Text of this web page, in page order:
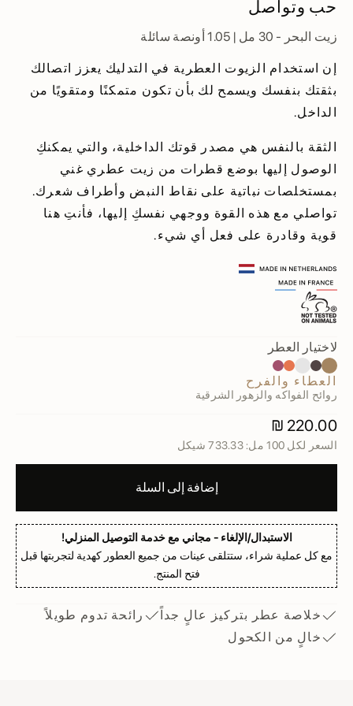
حب وتواصل
زيت البحر - 30 مل | 1.05 أونصة سائلة
إن استخدام الزيوت العطرية في التدليك يعزز اتصالك
بثقتك بنفسك ويسمح لك بأن تكون متمكنًا ومتقويًا من
الداخل.
الثقة بالنفس هي مصدر قوتك الداخلية، والتي يمكنكِ
الوصول إليها بوضع قطرات من زيت عطري غني
بمستخلصات نباتية على نقاط النبض وأطراف شعرك.
تواصلي مع هذه القوة ووجهي نفسكِ إليها، فأنتِ هنا
قوية وقادرة على فعل أي شيء.
لاختيار العطر
العطاء والفرح
الثقة بالنفس
حب وتواصل
السلام والهدوء
رجل فريد
العطاء والفرح
روائح الفواكه والزهور الشرقية
السعر بعد الخصم
220.00 ₪
السعر لكل 100 مل: 733.33 شيكل
إضافة إلى السلة
الاستبدال/الإلغاء - مجاني مع خدمة التوصيل المنزلي!
مع كل عملية شراء، ستتلقى عينات من جميع العطور كهدية لتجربتها قبل
فتح المنتج.
خلاصة عطر بتركيز عالٍ جداً
رائحة تدوم طويلاً
خالٍ من الكحول